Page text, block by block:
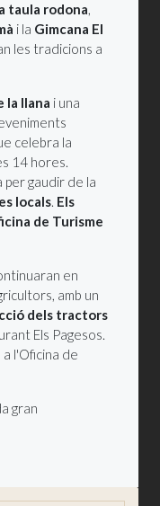
taula rodona,
i la Gimcana El
les tradicions a
la llana i una
celebra la
14 hores.
gaudir de la
locals. Els
de Turisme
en
amb un
dels tractors
Els Pagesos.
l'Oficina de
13a edició del Certamen
torna a fer 'La Ganyota'